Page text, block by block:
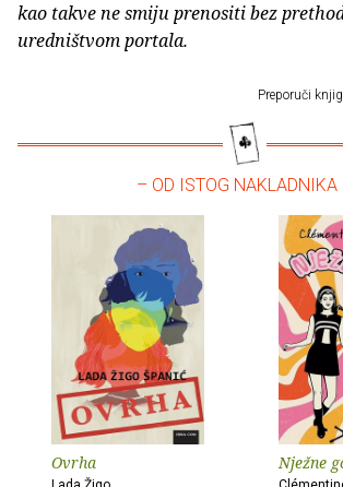
kao takve ne smiju prenositi bez
uredništvom portala.
Preporuči
– OD ISTOG NAKLADNIKA
Ovrha Nježne